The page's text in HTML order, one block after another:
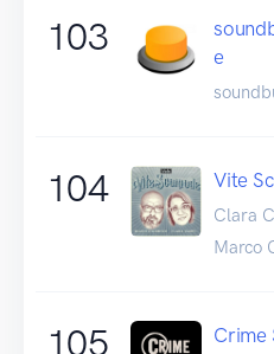
103
e
104 Vite
Clara
Marco
105
Crime